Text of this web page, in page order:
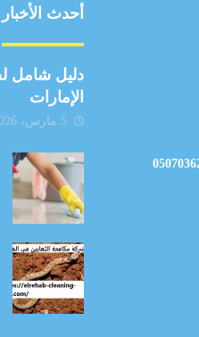
أحدث الأخبار
دليل شامل
الإمارات
5 مارس، 2026